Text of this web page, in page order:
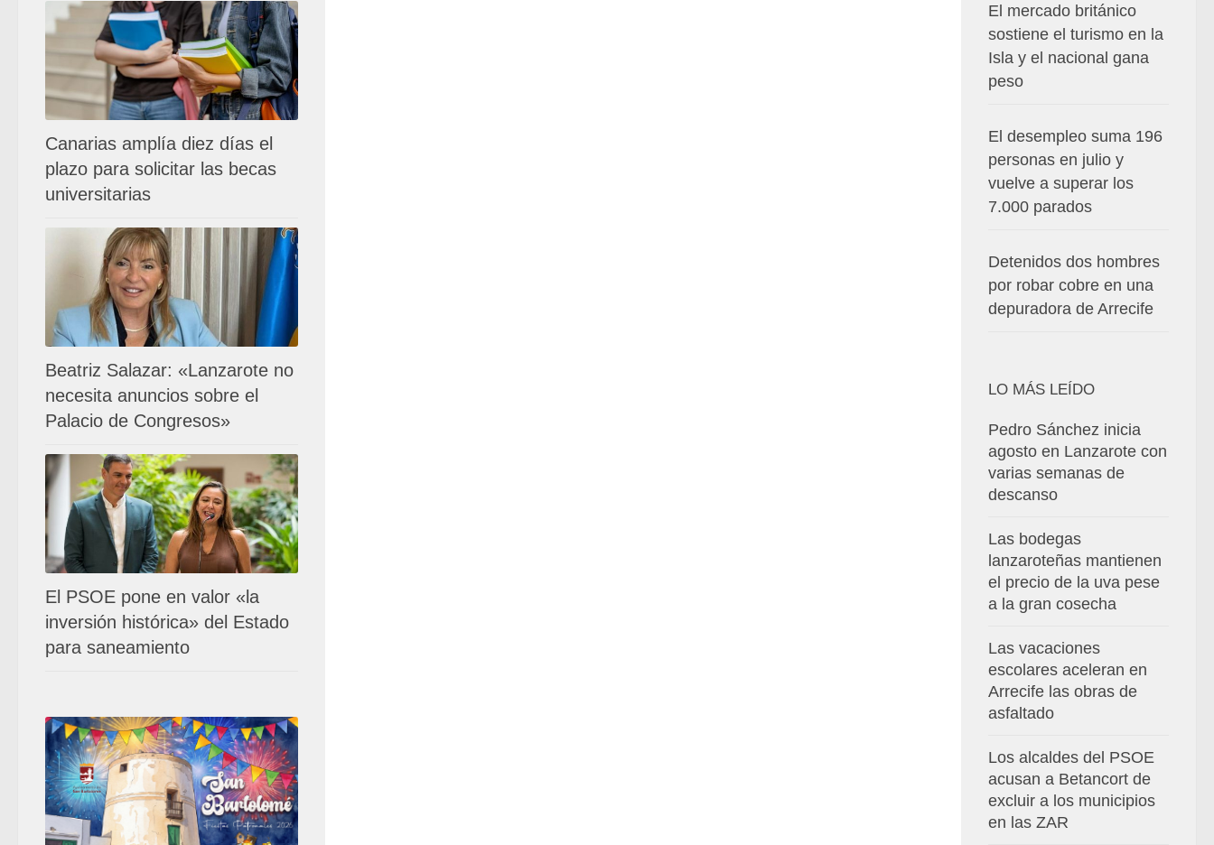
Canarias amplía diez días el
plazo para solicitar las becas
universitarias
Beatriz Salazar: «Lanzarote no
necesita anuncios sobre el
Palacio de Congresos»
El PSOE pone en valor «la
inversión histórica» del Estado
para saneamiento
El mercado británico
sostiene el turismo en la
Isla y el nacional gana
peso
El desempleo suma 196
personas en julio y
vuelve a superar los
7.000 parados
Detenidos dos hombres
por robar cobre en una
depuradora de Arrecife
LO MÁS LEÍDO
Pedro Sánchez inicia
agosto en Lanzarote con
varias semanas de
descanso
Las bodegas
lanzaroteñas mantienen
el precio de la uva pese
a la gran cosecha
Las vacaciones
escolares aceleran en
Arrecife las obras de
asfaltado
Los alcaldes del PSOE
acusan a Betancort de
excluir a los municipios
en las ZAR